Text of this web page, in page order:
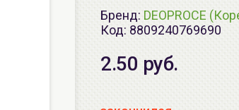
Бренд: DEOPROCE
Код: 8809240769690
2.50 руб.